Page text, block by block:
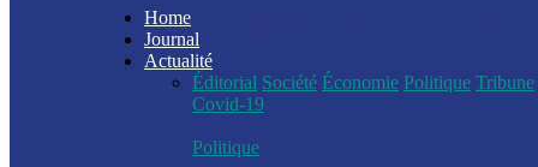
Home
Journal
Actualité
Éditorial Société Économie Politique Tribune
Covid-19
Politique